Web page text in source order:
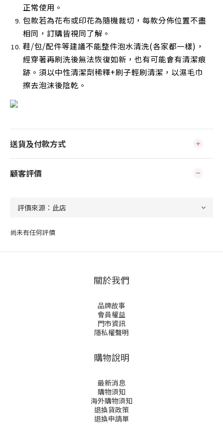
正常使用 。
包款若為花布或印花為隨機裁切，每款分佈位置不盡
相同，訂購皆視同了解。
鞋/包/配件等建議不能整件泡水清洗(各家都一樣)，
經穿著再刷洗後無法恢復如新，也有可能會有清潔痕
跡。須以中性清潔劑稀釋+刷子輕刷清潔，以濕毛巾
擦去泡沫後陰乾 。
送貨及付款方式
顧客評價
尚未有任何評價
關於我們
品牌故事
會員權益
門市資訊
隱私權聲明
購物說明
最新消息
購物須知
海外購物須知
退換貨政策
退換申請單